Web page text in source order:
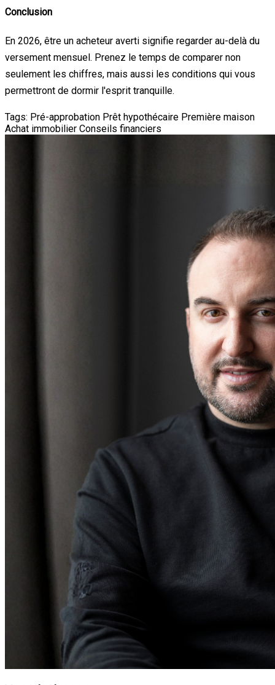
Conclusion
En 2026, être un acheteur averti signifie regarder au-delà du
versement mensuel. Prenez le temps de comparer non
seulement les chiffres, mais aussi les conditions qui vous
permettront de dormir l'esprit tranquille.
Tags: Pré-approbation Prêt hypothécaire Première maison
Achat immobilier Conseils financiers